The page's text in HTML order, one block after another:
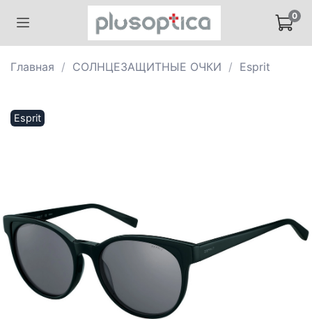
0
Главная СОЛНЦЕЗАЩИТНЫЕ ОЧКИ Esprit
Esprit